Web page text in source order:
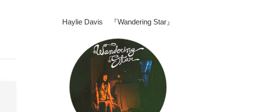
Haylie Davis 『Wandering Star』